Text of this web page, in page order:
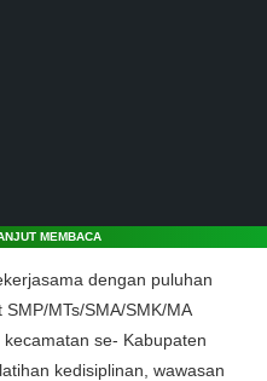
MEMBACA
dengan puluhan
MTs/SMA/SMK/MA
se- Kabupaten
kedisiplinan, wawasan